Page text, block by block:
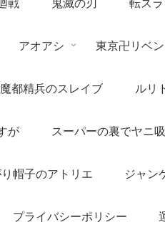
アオアシ 東京卍リベ
魔都精兵のスレイブ ルリ
が スーパーの裏でヤニ
帽子のアトリエ ジャン
プライバシーポリシー